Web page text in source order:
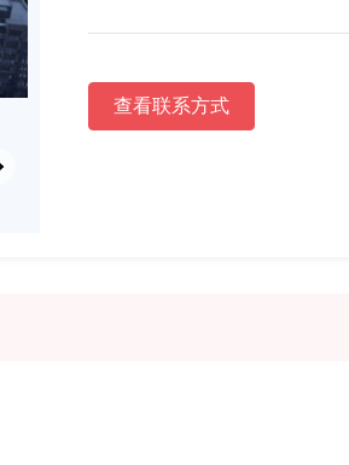
查看联系方式